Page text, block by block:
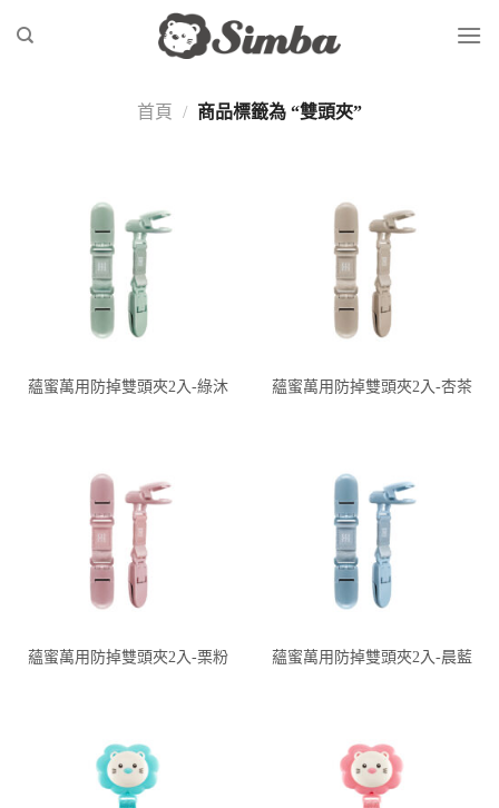
首頁 / 商品標籤為 “雙頭夾”
蘊蜜萬用防掉雙頭夾2入-綠沐 蘊蜜萬用防掉雙頭夾2入-杏茶
蘊蜜萬用防掉雙頭夾2入-栗粉 蘊蜜萬用防掉雙頭夾2入-晨藍